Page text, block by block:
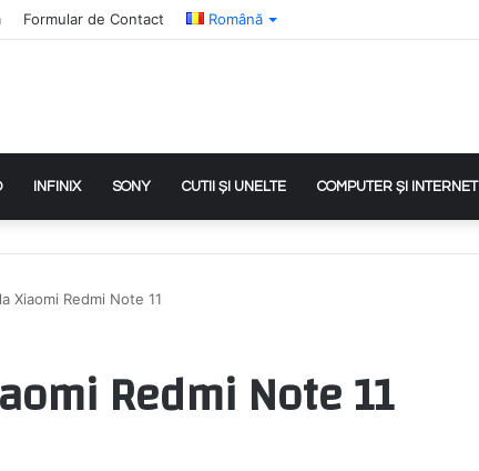
Formular de Contact Română
INFINIX SONY CUTII ȘI UNELTE COMPUTER ȘI INTERNET
Xiaomi Redmi Note 11
Redmi Note 11